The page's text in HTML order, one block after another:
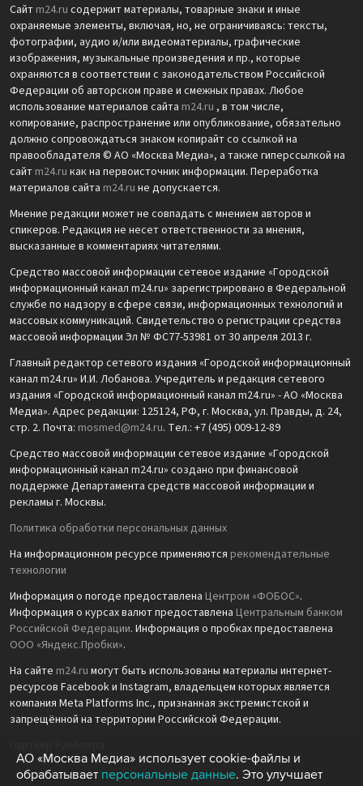
Сайт m24.ru содержит материалы, товарные знаки и иные
охраняемые элементы, включая, но, не ограничиваясь: тексты,
фотографии, аудио и/или видеоматериалы, графические
изображения, музыкальные произведения и пр., которые
охраняются в соответствии с законодательством Российской
Федерации об авторском праве и смежных правах. Любое
использование материалов сайта m24.ru , в том числе,
копирование, распространение или опубликование, обязательно
должно сопровождаться знаком копирайт со ссылкой на
правообладателя © АО «Москва Медиа», а также гиперссылкой на
сайт m24.ru как на первоисточник информации. Переработка
материалов сайта m24.ru не допускается.
Мнение редакции может не совпадать с мнением авторов и
спикеров. Редакция не несет ответственности за мнения,
высказанные в комментариях читателями.
Средство массовой информации сетевое издание «Городской
информационный канал m24.ru» зарегистрировано в Федеральной
службе по надзору в сфере связи, информационных технологий и
массовых коммуникаций. Свидетельство о регистрации средства
массовой информации Эл № ФС77-53981 от 30 апреля 2013 г.
Главный редактор сетевого издания «Городской информационный
канал m24.ru» И.И. Лобанова. Учредитель и редакция сетевого
издания «Городской информационный канал m24.ru» - АО «Москва
Медиа». Адрес редакции: 125124, РФ, г. Москва, ул. Правды, д. 24,
стр. 2. Почта: mosmed@m24.ru. Тел.: +7 (495) 009-12-89
Средство массовой информации сетевое издание «Городской
информационный канал m24.ru» создано при финансовой
поддержке Департамента средств массовой информации и
рекламы г. Москвы.
Политика обработки персональных данных
На информационном ресурсе применяются рекомендательные
технологии
Информация о погоде предоставлена Центром «ФОБОС».
Информация о курсах валют предоставлена Центральным банком
Российской Федерации. Информация о пробках предоставлена
ООО «Яндекс.Пробки».
На сайте m24.ru могут быть использованы материалы интернет-
ресурсов Facebook и Instagram, владельцем которых является
компания Meta Platforms Inc., признанная экстремистской и
запрещённой на территории Российской Федерации.
АО «Москва Медиа» использует cookie-файлы и
обрабатывает персональные данные. Это улучшает